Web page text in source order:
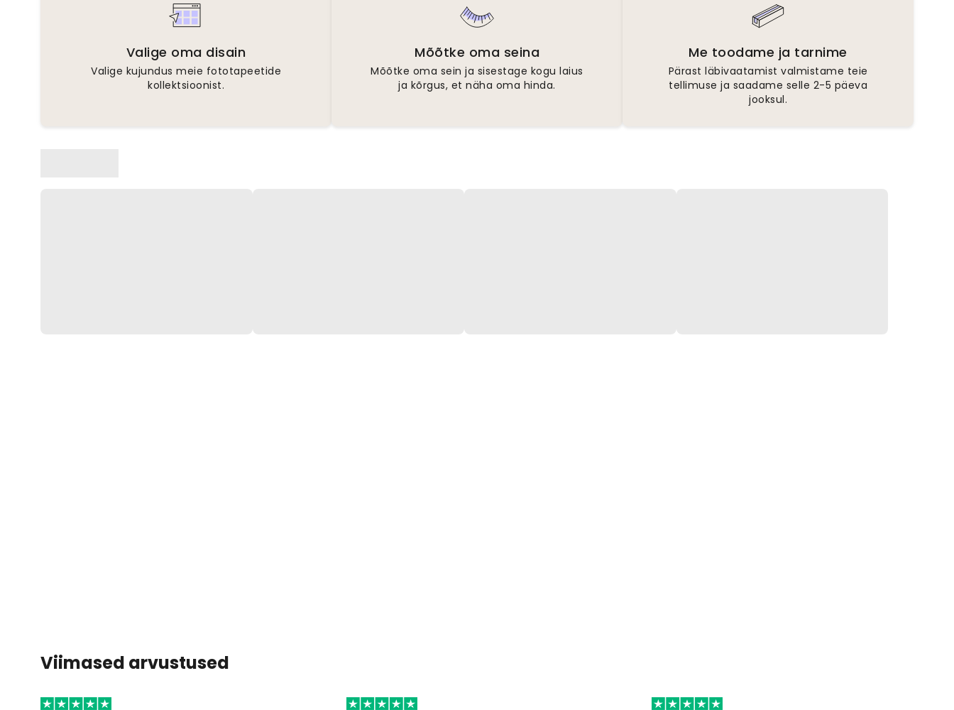
Valige oma disain
Valige kujundus meie fototapeetide
kollektsioonist.
Mõõtke oma seina
Mõõtke oma sein ja sisestage kogu laius
ja kõrgus, et näha oma hinda.
Me toodame ja tarnime
Pärast läbivaatamist valmistame teie
tellimuse ja saadame selle 2-5 päeva
jooksul.
Viimased arvustused